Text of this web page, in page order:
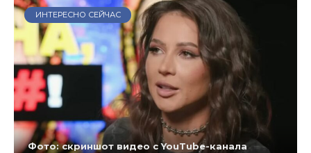
ИНТЕРЕСНО СЕЙЧАС
Фото: скриншот видео с YouTube-канала